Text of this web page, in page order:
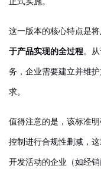
这一版本的核心特点是将
于产品实现的全过程。
务，企业需要建立并维
求。
值得注意的是，该标准
控制进行合规性删减，
开发活动的企业（如经